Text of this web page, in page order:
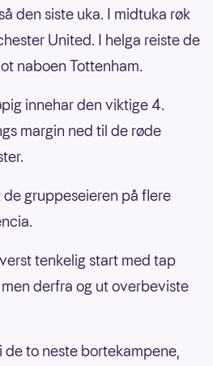
den siste uka. I midtuka røk
United. I helga reiste de
naboen Tottenham.
innehar den viktige 4.
margin ned til de røde
gruppeseieren på flere
tenkelig start med tap
derfra og ut overbeviste
de to neste bortekampene,